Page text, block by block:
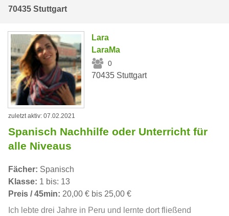
70435 Stuttgart
Lara
LaraMa
0
70435 Stuttgart
zuletzt aktiv: 07.02.2021
Spanisch Nachhilfe oder Unterricht für
alle Niveaus
Fächer: Spanisch
Klasse: 1 bis: 13
Preis / 45min: 20,00 € bis 25,00 €
Ich lebte drei Jahre in Peru und lernte dort fließend